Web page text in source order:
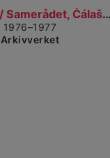
Sámiráđđi / Samerådet, Čálašeapmi, áššebáhpirat /...
Gå til
1976–1977
Arkivverket